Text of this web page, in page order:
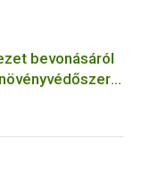
bevonásáról
engedély
irányuló